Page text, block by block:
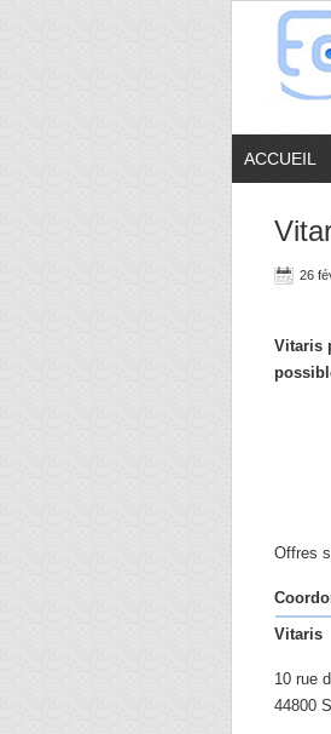
ACCUEIL
26
Vitaris
Offres
Vitaris
10 rue
44800